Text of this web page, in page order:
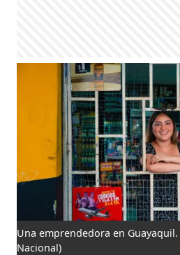
Una emprendedora en Guayaquil.
Nacional)